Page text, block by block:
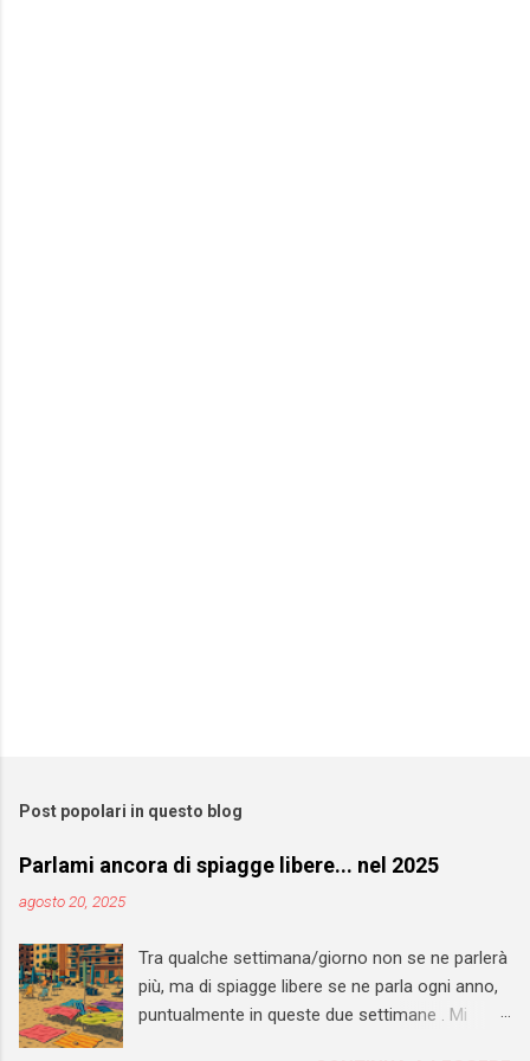
Post popolari in questo blog
Parlami ancora di spiagge libere... nel 2025
agosto 20, 2025
Tra qualche settimana/giorno non se ne parlerà
più, ma di spiagge libere se ne parla ogni anno,
puntualmente in queste due settimane . Mi